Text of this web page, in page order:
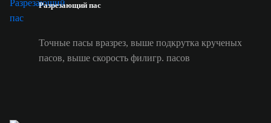
Разрезающий пас
Точные пасы вразрез, выше подкрутка крученых
пасов, выше скорость филигр. пасов